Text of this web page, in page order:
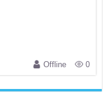
Offline
0